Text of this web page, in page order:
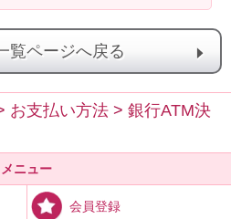
覧ページへ戻る
お支払い方法 >銀行ATM決
メニュー
会員登録